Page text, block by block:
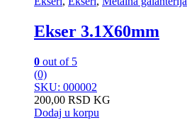
Ekser 3.1X60mm
0 out of 5
(0)
SKU: 000002
200,00 RSD KG
Dodaj u korpu